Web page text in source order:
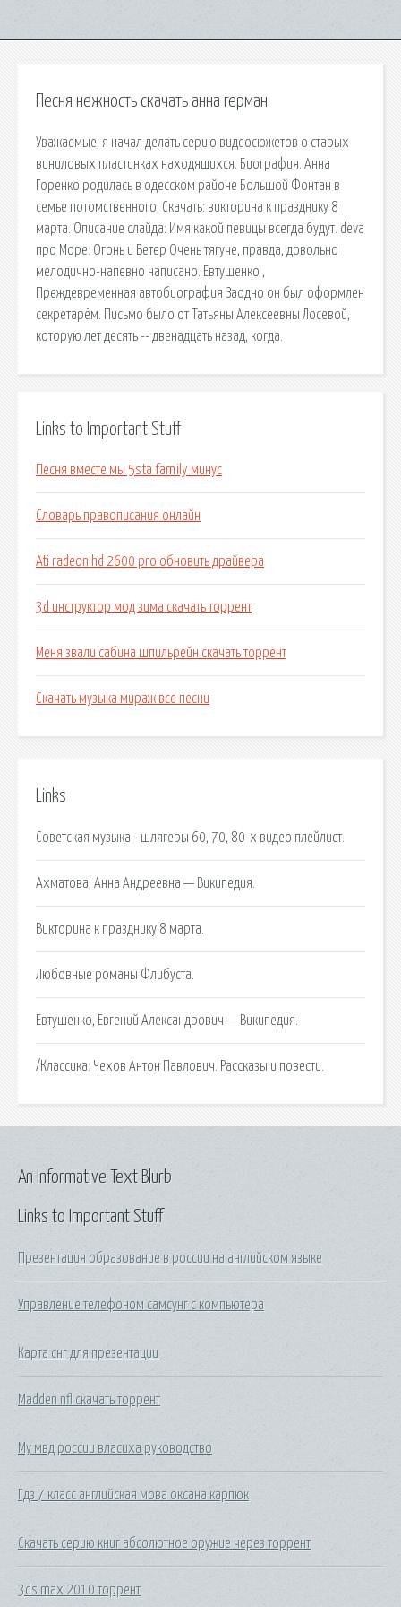
Песня нежность скачать анна герман
Уважаемые, я начал делать серию видеосюжетов о старых
виниловых пластинках находящихся. Биография. Анна
Горенко родилась в одесском районе Большой Фонтан в
семье потомственного. Скачать: викторина к празднику 8
марта. Описание слайда: Имя какой певицы всегда будут. deva
про Море: Огонь и Ветер Очень тягуче, правда, довольно
мелодично-напевно написано. Евтушенко ,
Преждевременная автобиография Заодно он был оформлен
секретарём. Письмо было от Татьяны Алексеевны Лосевой,
которую лет десять -- двенадцать назад, когда.
Links to Important Stuff
Песня вместе мы 5sta family минус
Словарь правописания онлайн
Ati radeon hd 2600 pro обновить драйвера
3d инструктор мод зима скачать торрент
Меня звали сабина шпильрейн скачать торрент
Скачать музыка мираж все песни
Links
Советская музыка - шлягеры 60, 70, 80-х видео плейлист.
Ахматова, Анна Андреевна — Википедия.
Викторина к празднику 8 марта.
Любовные романы Флибуста.
Евтушенко, Евгений Александрович — Википедия.
/Классика: Чехов Антон Павлович. Рассказы и повести.
Links to Important Stuff
Презентация образование в россии на английском языке
Управление телефоном самсунг с компьютера
Карта снг для презентации
Madden nfl скачать торрент
Му мвд россии власиха руководство
Гдз 7 класс английская мова оксана карпюк
Скачать серию книг абсолютное оружие через торрент
3ds max 2010 торрент
An Informative Text Blurb